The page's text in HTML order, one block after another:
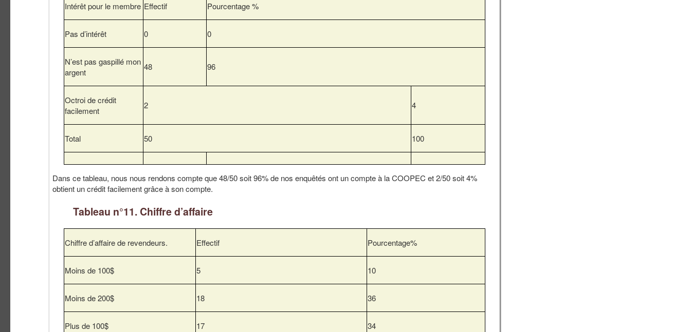
Intérêt pour le membre Effectif Pourcentage %
Pas d’intérêt 0 0
N’est pas gaspillé mon
argent
48 96
Octroi de crédit
facilement
2 4
Total 50 100
Dans ce tableau, nous nous rendons compte que 48/50 soit 96% de nos enquêtés ont un compte à la COOPEC et 2/50 soit 4%
obtient un crédit facilement grâce à son compte.
Tableau n°11. Chiffre d’affaire
Chiffre d’affaire de revendeurs. Effectif Pourcentage%
Moins de 100$ 5 10
Moins de 200$ 18 36
Plus de 100$ 17 34